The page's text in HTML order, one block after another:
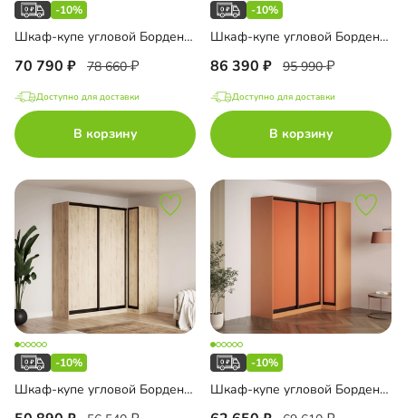
-10%
Шкаф-купе угловой Борден-6-1 1800
70 790 78 660
Доступно для доставки
В корзину
-10%
Шкаф-купе угловой Борден-6-6 1800 Премиум
86 390 95 990
Доступно для доставки
В корзину
-10%
Шкаф-купе угловой Борден-5-6 1000
-10%
Шкаф-купе угловой Борден-5-6 1000 Премиум